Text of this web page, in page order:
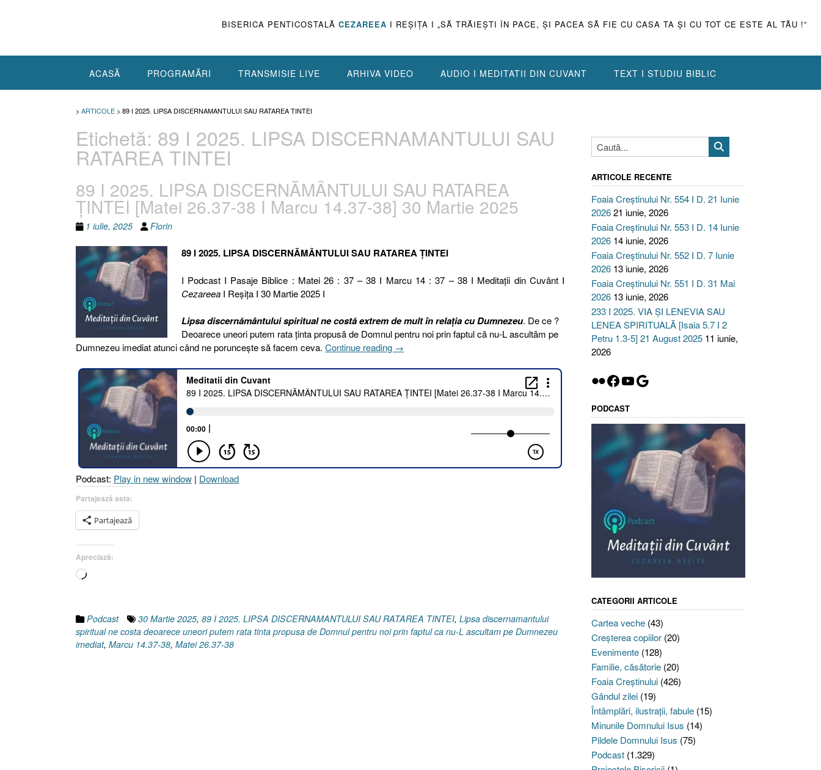
BISERICA PENTICOSTALĂ CEZAREEA I REŞIŢA I „SĂ TRĂIEŞTI ÎN PACE, ŞI PACEA SĂ FIE CU CASA TA ŞI CU TOT CE ESTE AL TĂU !”
ACASĂ PROGRAMĂRI TRANSMISIE LIVE ARHIVA VIDEO AUDIO I MEDITATII DIN CUVANT TEXT I STUDIU BIBLIC
> ARTICOLE > 89 I 2025. LIPSA DISCERNAMANTULUI SAU RATAREA TINTEI
Etichetă: 89 I 2025. LIPSA DISCERNAMANTULUI SAU
RATAREA TINTEI
89 I 2025. LIPSA DISCERNĂMÂNTULUI SAU RATAREA
ȚINTEI [Matei 26.37-38 I Marcu 14.37-38] 30 Martie 2025
1 iulie, 2025 Florin
89 I 2025. LIPSA DISCERNĂMÂNTULUI SAU RATAREA ȚINTEI
I Podcast I Pasaje Biblice : Matei 26 : 37 – 38 I Marcu 14 : 37 – 38 I Meditaţii din Cuvânt I
CezareeaI Reşiţa I 30 Martie 2025 I
Lipsa discernământului spiritual ne costă extrem de mult în relația cu Dumnezeu. De ce ?
Deoarece uneori putem rata ținta propusă de Domnul pentru noi prin faptul că nu-L ascultăm pe
Dumnezeu imediat atunci când ne poruncește să facem ceva. Continue reading „89
2025.
LIPSA
DISCERNĂMÂNTULUI
26.37-
→
Podcast: Play in new window | Download
Partajează asta:
Partajează
Apreciază:
Încarc...
Podcast 30 Martie 2025, 89 I 2025. LIPSA DISCERNAMANTULUI SAU RATAREA TINTEI, Lipsa discernamantului
spiritual ne costa deoarece uneori putem rata tinta propusa de Domnul pentru noi prin faptul ca nu-L ascultam pe Dumnezeu
imediat, Marcu 14.37-38, Matei 26.37-38
ARTICOLE RECENTE
Foaia Creștinului Nr. 554 I D. 21 Iunie
202621 iunie, 2026
Foaia Creștinului Nr. 553 I D. 14 Iunie
2026 14 iunie, 2026
Foaia Creștinului Nr. 552 I D. 7 Iunie
2026 13 iunie, 2026
Foaia Creștinului Nr. 551 I D. 31 Mai
2026 13 iunie, 2026
233 I 2025. VIA ȘI LENEVIA SAU
LENEA SPIRITUALĂ [Isaia 5.7 I 2
Petru 1.3-5] 21 August 2025 11 iunie,
2026
Flickr
Facebook
YouTube
Google
PODCAST
CATEGORII ARTICOLE
Cartea veche(43)
Creşterea copiilor(20)
Evenimente(128)
Familie, căsătorie(20)
Foaia Creştinului(426)
Gândul zilei(19)
Întâmplări, ilustraţii, fabule(15)
Minunile Domnului Isus (14)
Pildele Domnului Isus (75)
Podcast(1.329)